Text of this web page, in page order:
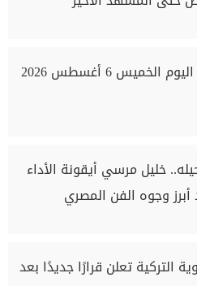
سعر الدولار اليوم الخميس 6 أغسطس 2026
خليل مرسي أيقونة الأداء
أبرز وجوه الفن المصري
التركية تعلن قرارًا جديدًا بعد